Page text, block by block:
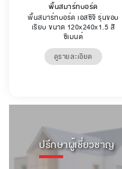
พื้นสมาร์ทบอร์ด
พื้นสมาร์ทบอร์ด เอสซีจี รุ่นขอบ
เรียบ ขนาด 120x240x1.5 สี
ซีเมนต์
ดูรายละเอียด
ปรึกษาผู้เชี่ยวชาญ